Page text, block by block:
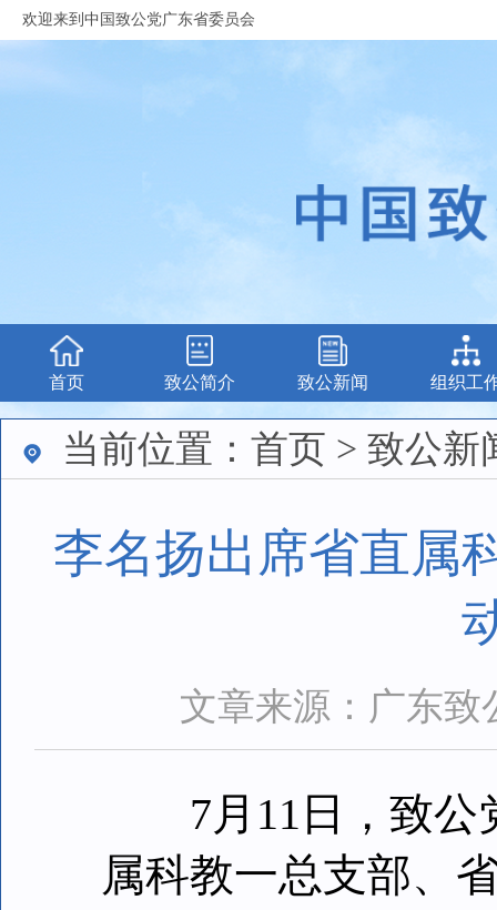
欢迎来到中国致公党广东省委员会
首页 致公简介 致公新闻 组织工
当前位置：首页 > 致公新
李名扬出席省直属
文章来源：广东致
7月11日，致公
属科教一总支部、